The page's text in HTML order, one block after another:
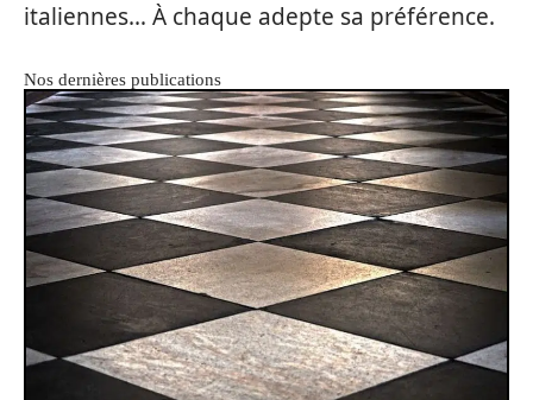
italiennes… À chaque adepte sa préférence.
Nos dernières publications